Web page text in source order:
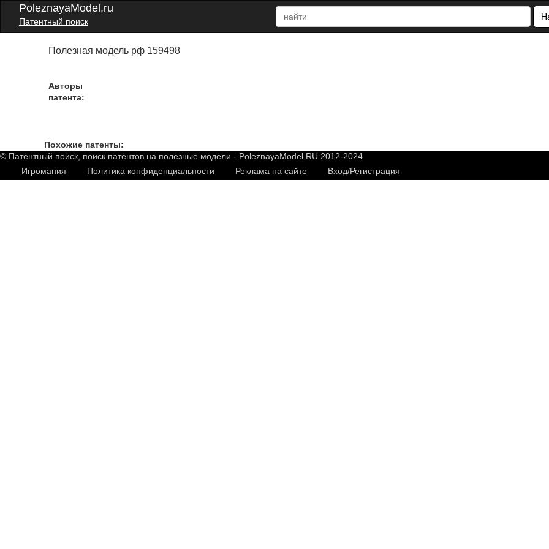
PoleznayaModel.ru
Патентный поиск
Полезная модель рф 159498
Авторы
патента:
Похожие патенты:
© Патентный поиск, поиск патентов на полезные модели - PoleznayaModel.RU 2012-2024
Игромания
Политика конфиденциальности Реклама на сайте Вход/Регистрация